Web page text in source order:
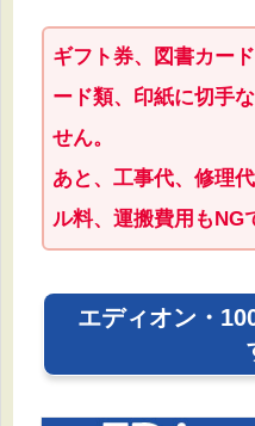
ギフト券、図書カー
ード類、印紙に切手
せん。
あと、工事代、修理
ル料、運搬費用もNG
エディオン・